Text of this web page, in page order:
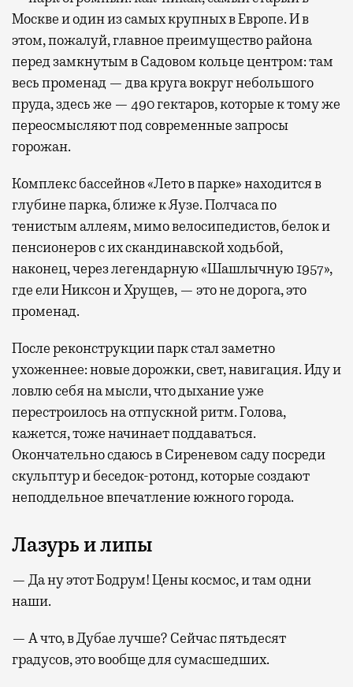
Москве и один из самых крупных в Европе. И в
этом, пожалуй, главное преимущество района
перед замкнутым в Садовом кольце центром: там
весь променад — два круга вокруг небольшого
пруда, здесь же — 490 гектаров, которые к тому же
переосмысляют под современные запросы
горожан.
Комплекс бассейнов «Лето в парке» находится в
глубине парка, ближе к Яузе. Полчаса по
тенистым аллеям, мимо велосипедистов, белок и
пенсионеров с их скандинавской ходьбой,
наконец, через легендарную «Шашлычную 1957»,
где ели Никсон и Хрущев, — это не дорога, это
променад.
После реконструкции парк стал заметно
ухоженнее: новые дорожки, свет, навигация. Иду и
ловлю себя на мысли, что дыхание уже
перестроилось на отпускной ритм. Голова,
кажется, тоже начинает поддаваться.
Окончательно сдаюсь в Сиреневом саду посреди
скульптур и беседок-ротонд, которые создают
неподдельное впечатление южного города.
Лазурь и липы
— Да ну этот Бодрум! Цены космос, и там одни
наши.
— А что, в Дубае лучше? Сейчас пятьдесят
градусов, это вообще для сумасшедших.